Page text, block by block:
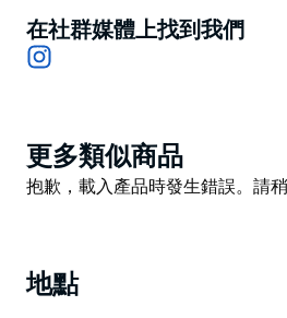
球場紀錄低於標準桿四桿。即使
在皇家悉尼球場進行大型比賽的
住民的石刻，面向浩瀚的太平洋
史詩般地遷移到繁殖地和覓食地。
在社群媒體上找到我們
Product
List
更多類似商品
Product
抱歉，載入產品時發生錯誤。請稍
地點